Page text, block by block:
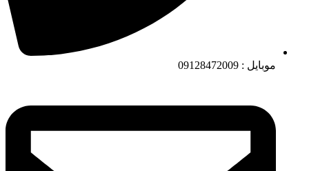
موبایل : 09128472009